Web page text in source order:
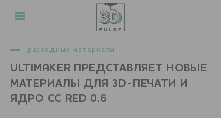
расходные материалы
ULTIMAKER ПРЕДСТАВЛЯЕТ НОВЫЕ
МАТЕРИАЛЫ ДЛЯ 3D-ПЕЧАТИ И
ЯДРО CC RED 0.6